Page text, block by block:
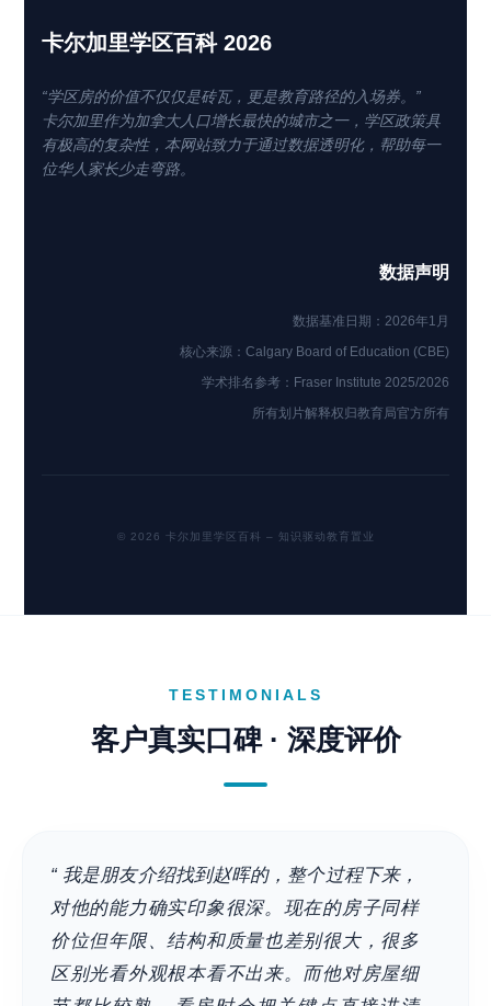
卡尔加里学区百科 2026
“学区房的价值不仅仅是砖瓦，更是教育路径的入场券。”
卡尔加里作为加拿大人口增长最快的城市之一，学区政策具
有极高的复杂性，本网站致力于通过数据透明化，帮助每一
位华人家长少走弯路。
数据声明
数据基准日期：2026年1月
核心来源：Calgary Board of Education (CBE)
学术排名参考：Fraser Institute 2025/2026
所有划片解释权归教育局官方所有
© 2026 卡尔加里学区百科 – 知识驱动教育置业
TESTIMONIALS
客户真实口碑 · 深度评价
“ 我是朋友介绍找到赵晖的，整个过程下来，
对他的能力确实印象很深。现在的房子同样
价位但年限、结构和质量也差别很大，很多
区别光看外观根本看不出来。而他对房屋细